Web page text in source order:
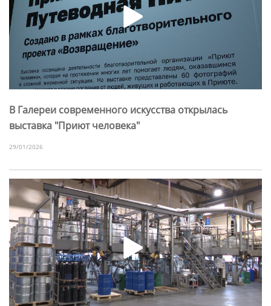
В Галереи современного искусства открылась
выставка "Приют человека"
29/01/2026